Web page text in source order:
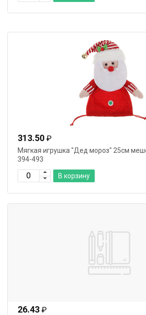
313.50 ₽
Мягкая игрушка "Дед мороз" 25см
394-493
В корзину
26.43 ₽